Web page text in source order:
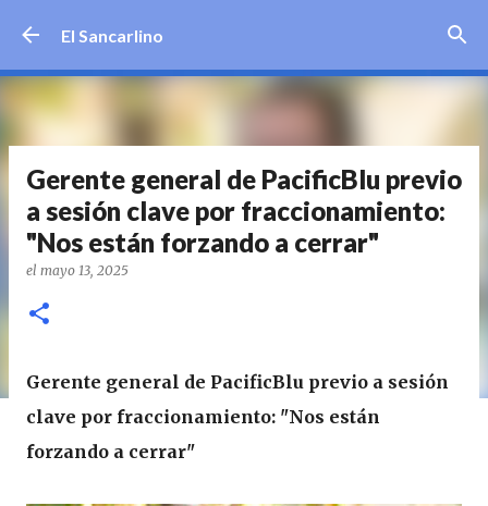
El Sancarlino
Gerente general de PacificBlu previo
a sesión clave por fraccionamiento:
"Nos están forzando a cerrar"
el mayo 13, 2025
Gerente general de PacificBlu previo a sesión
clave por fraccionamiento: "Nos están
forzando a cerrar"